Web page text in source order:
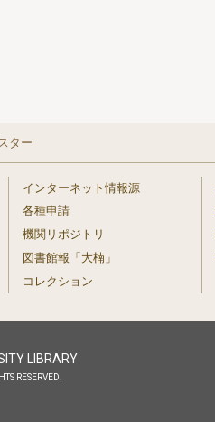
ター
インターネット情報源
各種申請
機関リポジトリ
図書館報「大楠」
コレクション
LIBRARY
RESERVED.